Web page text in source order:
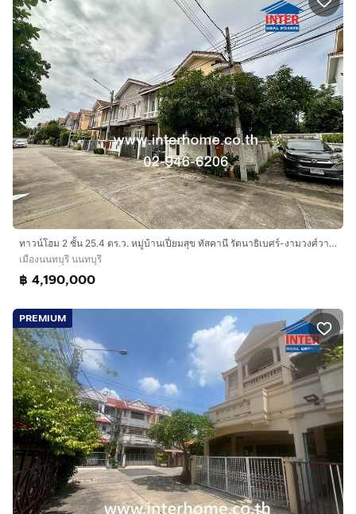
ทาวน์โฮม 2 ชั้น 25.4 ตร.ว. หมู่บ้านเปี่ยมสุข ทัสคานี รัตนาธิเบศร์-งามวงศ์วาน ใกล้เซ็นทรัลรัตนาธิเบศร์ ซอยนนทบุรี8 แยก20 ถนนรัตนาธิเบศร์
เมืองนนทบุรี นนทบุรี
฿ 4,190,000
PREMIUM